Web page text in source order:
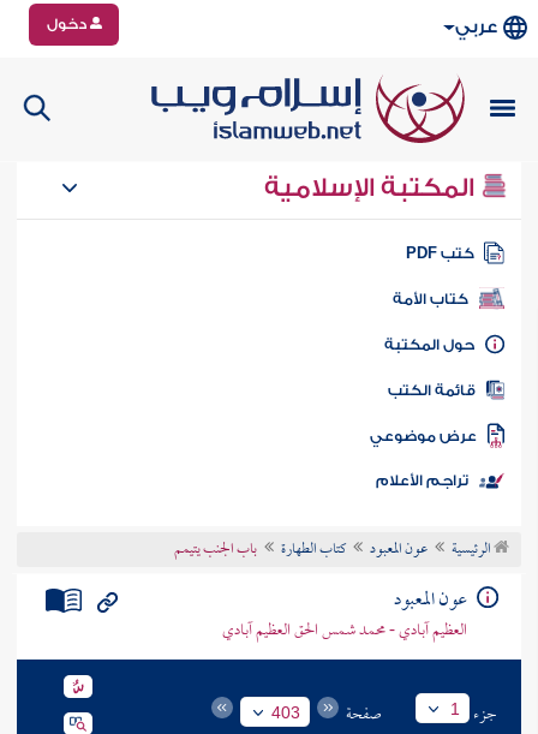
عربي دخول
المكتبة الإسلامية
كتب PDF
كتاب الأمة
المكتبة
الكتب
موضوعي
تراجم الأعلام
الرئيسية عون المعبود كتاب الطهارة باب الجنب يتيمم
عون المعبود
العظيم آبادي - محمد شمس الحق العظيم آبادي
جزء 1 صفحة 403